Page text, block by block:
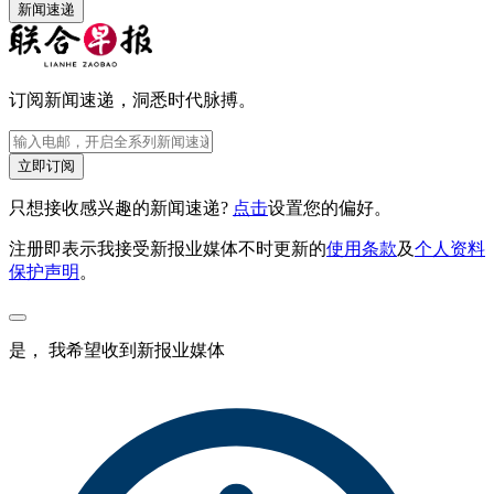
新闻速递
订阅新闻速递，洞悉时代脉搏。
立即订阅
只想接收感兴趣的新闻速递? 点击设置您的偏好。
注册即表示我接受新报业媒体不时更新的使用条款及个人资料
保护声明。
是， 我希望收到新报业媒体